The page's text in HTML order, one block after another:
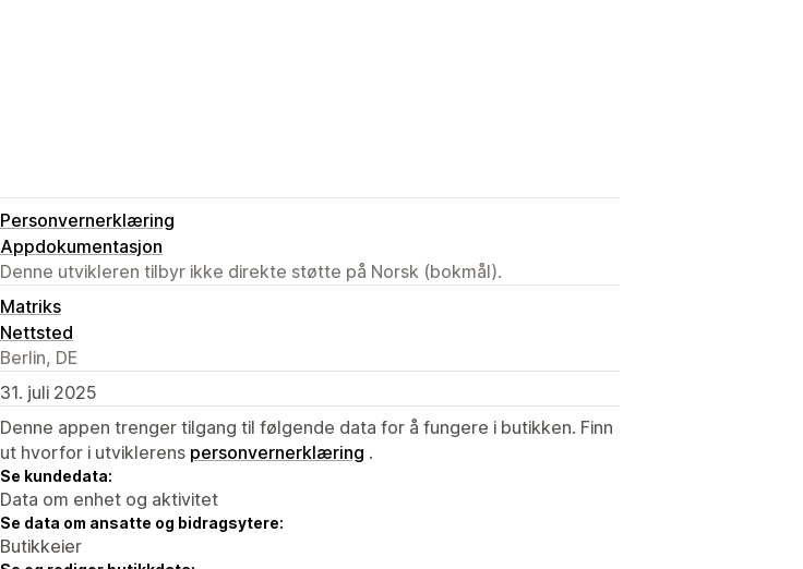
Personvernerklæring
Appdokumentasjon
Denne utvikleren tilbyr ikke direkte støtte på Norsk (bokmål).
Matriks
Nettsted
Berlin, DE
31. juli 2025
Denne appen trenger tilgang til følgende data for å fungere i butikken. Finn
ut hvorfor i utviklerens personvernerklæring .
Se kundedata:
Data om enhet og aktivitet
Se data om ansatte og bidragsytere:
Butikkeier